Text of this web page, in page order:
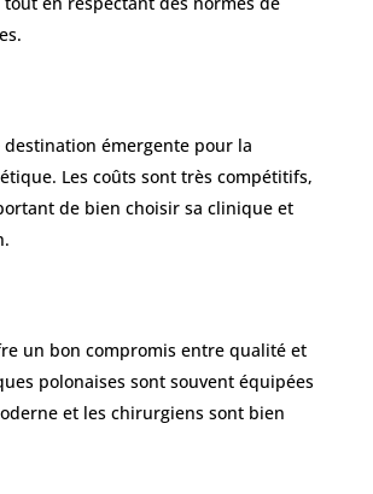
destination émergente pour la
Les coûts sont très compétitifs,
de bien choisir sa clinique et
un bon compromis entre qualité et
polonaises sont souvent équipées
et les chirurgiens sont bien